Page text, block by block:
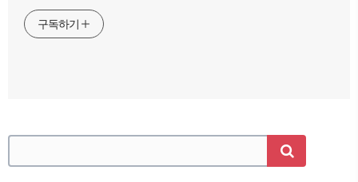
구독하기